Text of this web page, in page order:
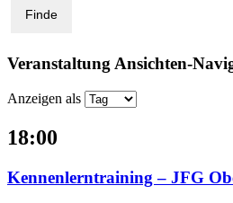
Veranstaltung Ansichten-
Anzeigen als
18:00
Kennenlerntraining – JFG